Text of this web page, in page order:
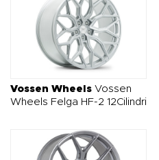
Vossen Wheels Vossen
Wheels Felga HF-2 12Cilindri